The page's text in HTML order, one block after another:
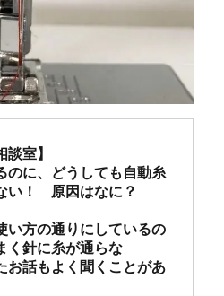
談室】
のに、どうしても自動糸
い！　原因はなに？
い方の通りにしているの
く針に糸が通らな
お話もよく聞くことがあ